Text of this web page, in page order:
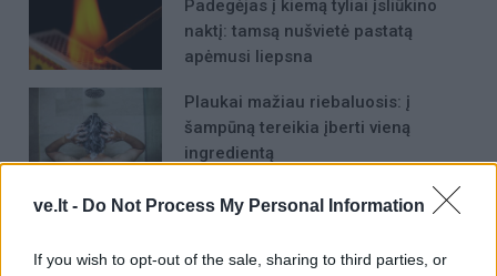
ve.lt - Do Not Process My Personal Information
If you wish to opt-out of the sale, sharing to third parties, or
Padegėjas į kiemą tyliai įsliūkino
naktį: tamsą nušvietė pastatą
apėmusi liepsna
Plaukai mažiau riebaluosis: į
šampūną tereikia įberti vieną
ingredientą